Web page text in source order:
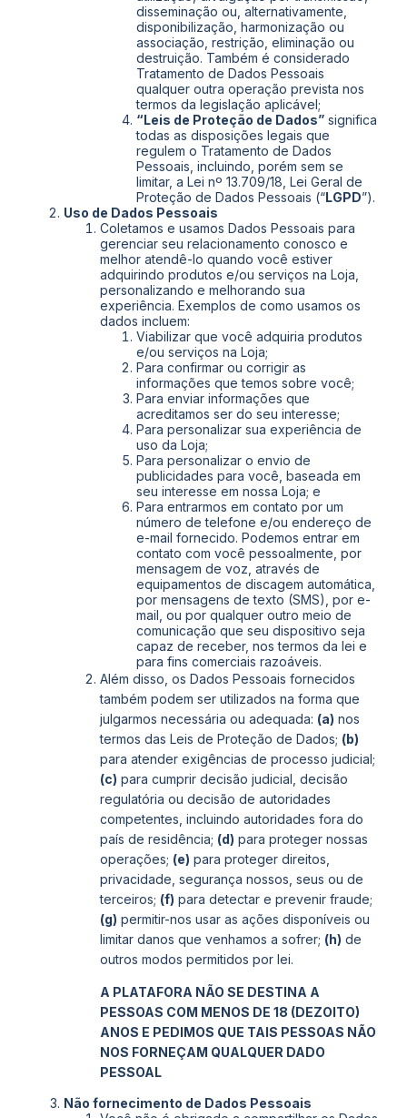
disseminação ou, alternativamente,
disponibilização, harmonização ou
associação, restrição, eliminação ou
destruição. Também é considerado
Tratamento de Dados Pessoais
qualquer outra operação prevista nos
termos da legislação aplicável;
“Leis de Proteção de Dados” significa
todas as disposições legais que
regulem o Tratamento de Dados
Pessoais, incluindo, porém sem se
limitar, a Lei nº 13.709/18, Lei Geral de
Proteção de Dados Pessoais (“LGPD”).
Uso de Dados Pessoais
Coletamos e usamos Dados Pessoais para
gerenciar seu relacionamento conosco e
melhor atendê-lo quando você estiver
adquirindo produtos e/ou serviços na Loja,
personalizando e melhorando sua
experiência. Exemplos de como usamos os
dados incluem:
Viabilizar que você adquiria produtos
e/ou serviços na Loja;
Para confirmar ou corrigir as
informações que temos sobre você;
Para enviar informações que
acreditamos ser do seu interesse;
Para personalizar sua experiência de
uso da Loja;
Para personalizar o envio de
publicidades para você, baseada em
seu interesse em nossa Loja; e
Para entrarmos em contato por um
número de telefone e/ou endereço de
e-mail fornecido. Podemos entrar em
contato com você pessoalmente, por
mensagem de voz, através de
equipamentos de discagem automática,
por mensagens de texto (SMS), por e-
mail, ou por qualquer outro meio de
comunicação que seu dispositivo seja
capaz de receber, nos termos da lei e
para fins comerciais razoáveis.
Além disso, os Dados Pessoais fornecidos
também podem ser utilizados na forma que
julgarmos necessária ou adequada: (a) nos
termos das Leis de Proteção de Dados; (b)
para atender exigências de processo judicial;
(c) para cumprir decisão judicial, decisão
regulatória ou decisão de autoridades
competentes, incluindo autoridades fora do
país de residência; (d) para proteger nossas
operações; (e) para proteger direitos,
privacidade, segurança nossos, seus ou de
terceiros; (f) para detectar e prevenir fraude;
(g) permitir-nos usar as ações disponíveis ou
limitar danos que venhamos a sofrer; (h) de
outros modos permitidos por lei.
A PLATAFORA NÃO SE DESTINA A
PESSOAS COM MENOS DE 18 (DEZOITO)
ANOS E PEDIMOS QUE TAIS PESSOAS NÃO
NOS FORNEÇAM QUALQUER DADO
PESSOAL
Não fornecimento de Dados Pessoais